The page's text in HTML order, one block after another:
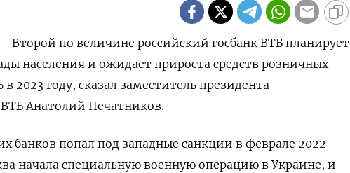
по величине российский госбанк ВТБ планирует
населения и ожидает прироста средств розничных
в 2023 году, сказал заместитель президента-
Анатолий Печатников.
банков попал под западные санкции в феврале 2022
начала специальную военную операцию в Украине, и